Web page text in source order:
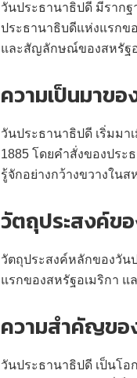
วันประธานาธิปดี มีรากฐ
ประธานาธิบดีแห่งแรกข
และสัญลักษณ์ของสหรัฐอ
ความเป็นมาข
วันประธานาธิปดี เริ่มม
1885 โดยคำสั่งของประ
รู้จักอย่างกว้างขวางในส
วัตถุประสงค์ข
วัตถุประสงค์หลักของวัน
แรกของสหรัฐอเมริกา
ความสำคัญขอ
วันประธานาธิปดี เป็นโ